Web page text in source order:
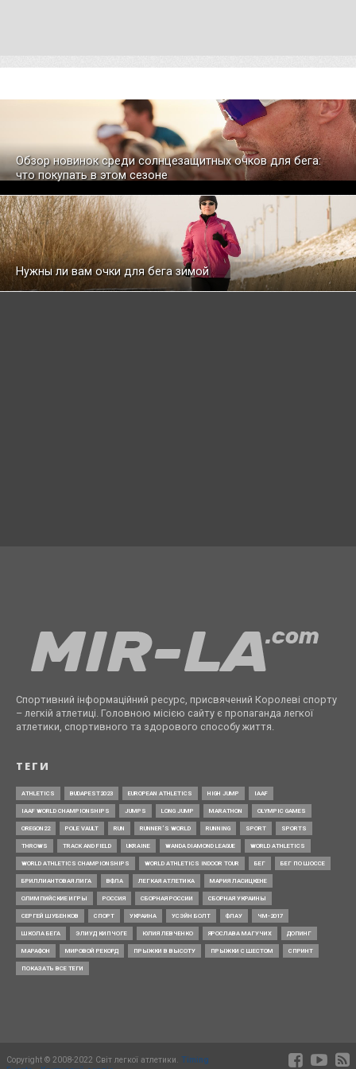
Обзор новинок среди солнцезащитных очков для бега:
что покупать в этом сезоне
Нужны ли вам очки для бега зимой
Спортивний інформаційний ресурс, присвячений Королеві спорту
– легкій атлетиці. Головною місією сайту є пропаганда легкої
атлетики, спортивного та здорового способу життя.
ТЕГИ
ATHLETICS BUDAPEST2023 EUROPEAN ATHLETICS HIGH JUMP IAAF
IAAF WORLD CHAMPIONSHIPS JUMPS LONG JUMP MARATHON OLYMPIC GAMES
OREGON22 POLE VAULT RUN RUNNER’S WORLD RUNNING SPORT SPORTS
THROWS TRACK AND FIELD UKRAINE WANDA DIAMOND LEAGUE WORLD ATHLETICS
WORLD ATHLETICS CHAMPIONSHIPS WORLD ATHLETICS INDOOR TOUR БЕГ БЕГ ПО ШОССЕ
БРИЛЛИАНТОВАЯ ЛИГА ВФЛА ЛЕГКАЯ АТЛЕТИКА МАРИЯ ЛАСИЦКЕНЕ
ОЛИМПИЙСКИЕ ИГРЫ РОССИЯ СБОРНАЯ РОССИИ СБОРНАЯ УКРАИНЫ
СЕРГЕЙ ШУБЕНКОВ СПОРТ УКРАИНА УСЭЙН БОЛТ ФЛАУ ЧМ-2017
ШКОЛА БЕГА ЭЛИУД КИПЧОГЕ ЮЛИЯ ЛЕВЧЕНКО ЯРОСЛАВА МАГУЧИХ ДОПИНГ
МАРАФОН МИРОВОЙ РЕКОРД ПРЫЖКИ В ВЫСОТУ ПРЫЖКИ С ШЕСТОМ СПРИНТ
ПОКАЗАТЬ ВСЕ ТЕГИ
Copyright © 2008-2022 Світ легкої атлетики. Timing